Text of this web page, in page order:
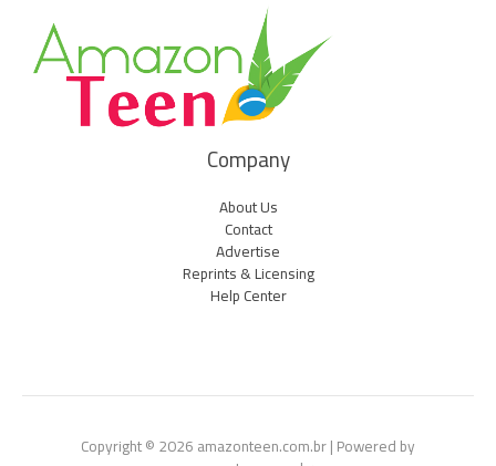
Company
About Us
Contact
Advertise
Reprints & Licensing
Help Center
Copyright © 2026 amazonteen.com.br | Powered by